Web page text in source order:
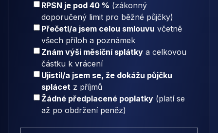
RPSN je pod 40 % (zákonný
doporučený limit pro běžné půjčky)
Přečetl/a jsem celou smlouvu včetně
všech příloh a poznámek
Znám výši měsíční splátky a celkovou
částku k vrácení
Ujistil/a jsem se, že dokážu půjčku
splácet z příjmů
Žádné předplacené poplatky (platí se
až po obdržení peněz)